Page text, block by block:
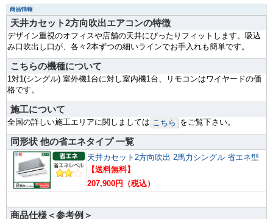
天井カセット2方向吹出エアコンの特徴
デザイン重視のオフィスや店舗の天井にぴったりフィットします。吸込
み口吹出し口が、各々2本ずつの細いラインでお手入れも簡単です。
こちらの機種について
1対1(シングル) 室外機1台に対し室内機1台、リモコンはワイヤードの価
格です。
施工について
全国の詳しい施工エリアに関しましては こちら をご覧下さい。
同形状 他の省エネタイプ 一覧
天井カセット2方向吹出 2馬力シングル 省エネ型
【送料無料】
207,900円（税込）
商品仕様＜参考例＞